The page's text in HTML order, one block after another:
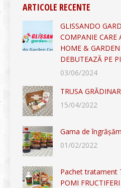
ARTICOLE RECENTE
GLISSANDO
COMPANIE CARE
HOME &
DEBUTEAZĂ PE
03/06/2024
TRUSA
15/04/2022
Gama de
01/02/2022
Pachet tratament
POMI FRUCTIFERI